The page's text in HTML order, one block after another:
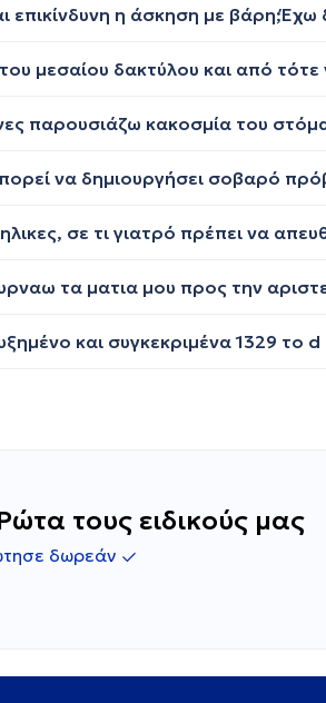
να δημιουργήσει σοβαρό
σε τι γιατρό πρέπει να
τους ειδικούς μας
δωρεάν